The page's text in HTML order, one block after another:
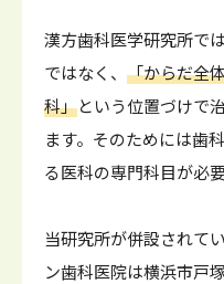
漢方歯科医学研究所で
ではなく、 「からだ全
科」という位置づけで
ます。そのためには歯
る医科の専門科目が必
当研究所が併設されて
ン歯科医院は横浜市戸